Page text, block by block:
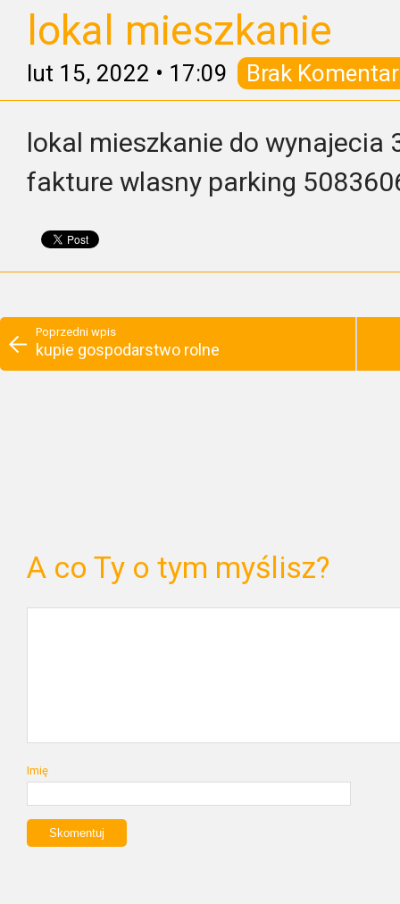
lokal mieszkanie
lut 15, 2022 • 17:09 Brak
lokal mieszkanie do wynajecia
fakture wlasny parking
Poprzedni wpis
kupie gospodarstwo rolne
A co Ty o tym myślisz?
Imię